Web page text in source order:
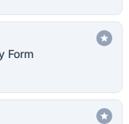
Form